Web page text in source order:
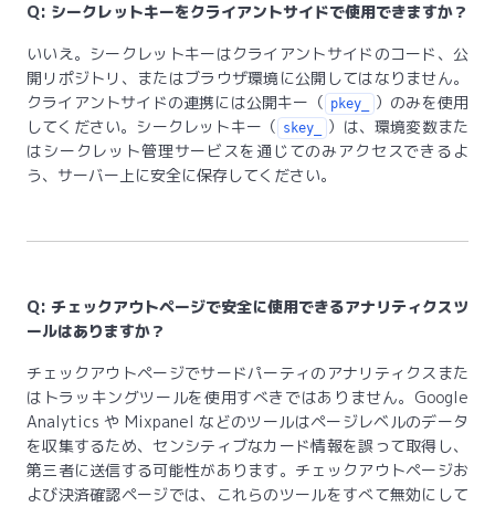
Q: シークレットキーをクライアントサイドで使用できますか？
いいえ。シークレットキーはクライアントサイドのコード、公
開リポジトリ、またはブラウザ環境に公開してはなりません。
クライアントサイドの連携には公開キー（ pkey_
）のみを使用
してください。シークレットキー（ skey_
）は、環境変数また
はシークレット管理サービスを通じてのみアクセスできるよ
う、サーバー上に安全に保存してください。
Q: チェックアウトページで安全に使用できるアナリティクスツ
ールはありますか？
チェックアウトページでサードパーティのアナリティクスまた
はトラッキングツールを使用すべきではありません。Google
Analytics や Mixpanel などのツールはページレベルのデータ
を収集するため、センシティブなカード情報を誤って取得し、
第三者に送信する可能性があります。チェックアウトページお
よび決済確認ページでは、これらのツールをすべて無効にして